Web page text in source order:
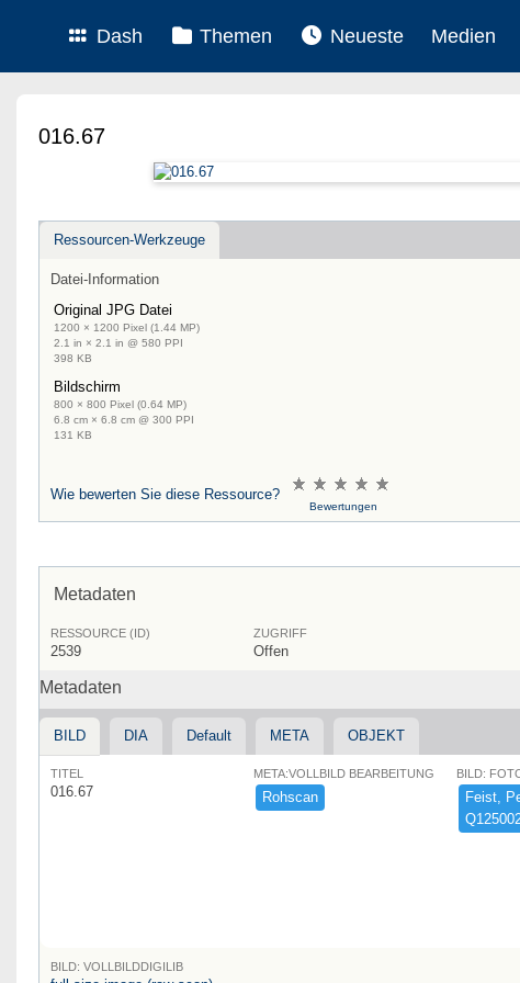
Dash Themen Neueste Medien
016.67
Ressourcen-Werkzeuge
Datei-Information
Original JPG Datei
1200 × 1200 Pixel (1.44 MP)
2.1 in × 2.1 in @ 580 PPI
398 KB
Bildschirm
800 × 800 Pixel (0.64 MP)
6.8 cm × 6.8 cm @ 300 PPI
131 KB
Wie bewerten Sie diese Ressource?
Bewertungen
Metadaten
RESSOURCE (ID)
2539
ZUGRIFF
Offen
Metadaten
BILD DIA Default META OBJEKT
TITEL
016.67
META:VOLLBILD BEARBEITUNG
Rohscan
BILD:
Feist,​
BILD: VOLLBILDDIGILIB